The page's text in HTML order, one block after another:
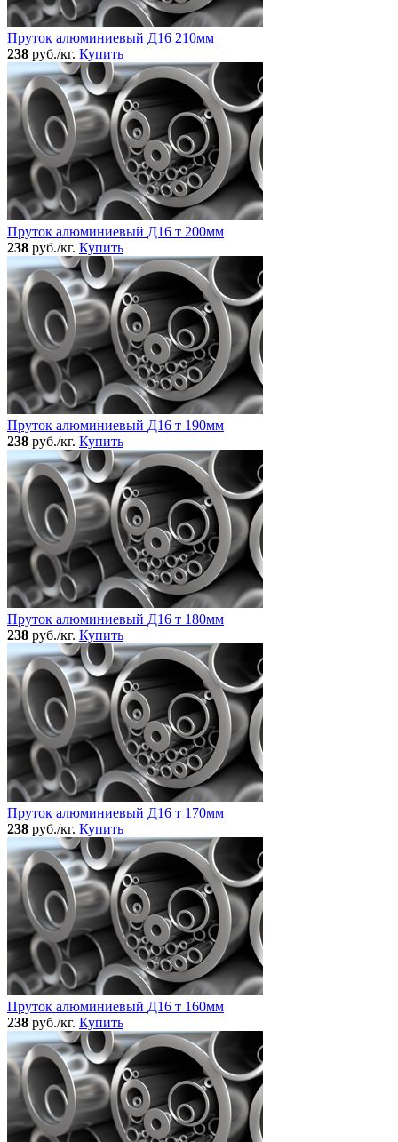
Пруток алюминиевый Д16 210мм
238 руб./кг. Купить
Пруток алюминиевый Д16 т 200мм
238 руб./кг. Купить
Пруток алюминиевый Д16 т 190мм
238 руб./кг. Купить
Пруток алюминиевый Д16 т 180мм
238 руб./кг. Купить
Пруток алюминиевый Д16 т 170мм
238 руб./кг. Купить
Пруток алюминиевый Д16 т 160мм
238 руб./кг. Купить